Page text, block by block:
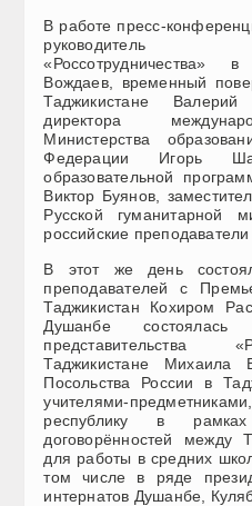
В работе пресс-
руководитель
«Россотрудничества»
Вождаев, временный
Таджикистане Валерий
директора
Министерства
Федерации Игорь
образовательной
Виктор Буянов,
Русской гуманитарной
российские
В этот же день
преподавателей с
Таджикистан Кохиром
Душанбе состоялась
представительства
Таджикистане Михаила
Посольства России в
учителями-
республику в рамках
договорённостей между
для работы в средних
том числе в ряде
интернатов Душанбе,